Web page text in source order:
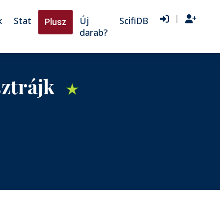
Stat Plusz
Új
darab?
ScifiDB |
★